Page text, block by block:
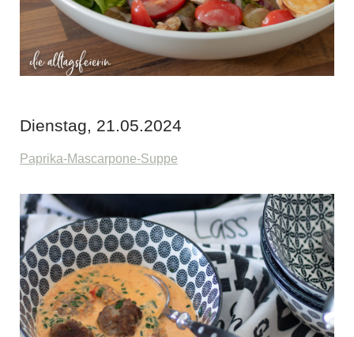
Dienstag, 21.05.2024
Paprika-Mascarpone-Suppe